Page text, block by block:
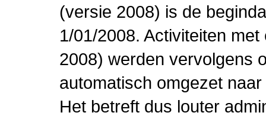
(versie 2008) is de
1/01/2008. Activiteiten
2008) werden vervolgens
automatisch omgezet
Het betreft dus louter